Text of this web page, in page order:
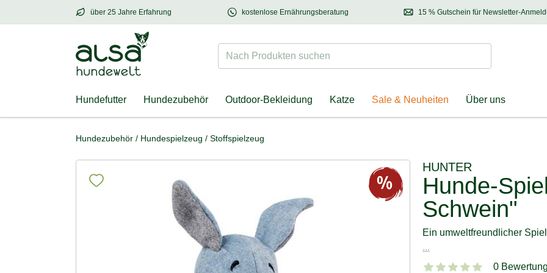
über 25 Jahre Erfahrung
über25 Jahre Erfahrung – mit Herz für Hund & Halter 15 % Gutschein für Newsletter-
Entdecken Sie
kostenlose Ernährungsberatung
Kontaktieren Sie unsere
Ernährungsberatung:
Nach Produkten suchen Suchen
Hundefutter Hundezubehör Outdoor-Bekleidung Katze Sale & Neuheiten Über uns
Hundezubehör / Hundespielzeug / Stoffspielzeug
HUNTER
Hunde-
Schwein"
Ein umweltfreundlicher
...
0